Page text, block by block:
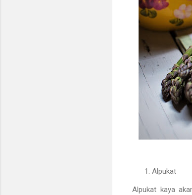
Alpukat
Alpukat kaya